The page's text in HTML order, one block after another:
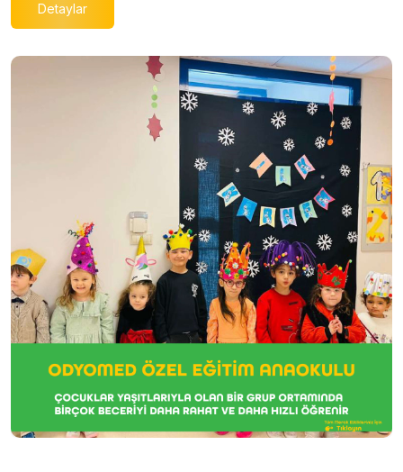
Detaylar